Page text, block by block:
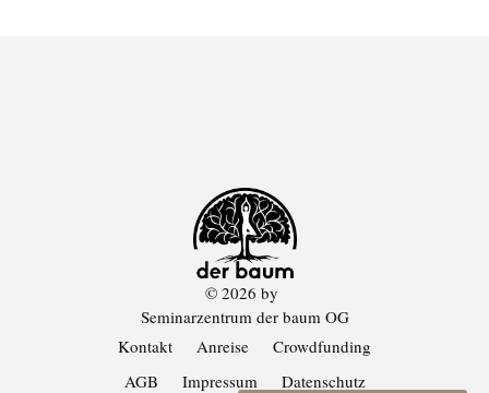
Kontakt Anreise Crowdfunding
© 2026 by
Seminarzentrum der baum OG
AGB Impressum Datenschutz